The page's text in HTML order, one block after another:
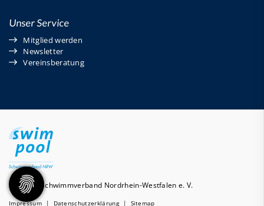
Unser Service
Mitglied werden
Newsletter
Vereinsberatung
© 2026 - Schwimmverband Nordrhein-Westfalen e. V.
Impressum| Datenschutzerklärung| Sitemap